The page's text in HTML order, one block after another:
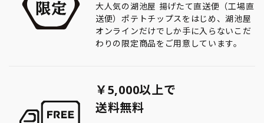
大人気の湖池屋 揚げたて直送便（工場直
送便）ポテトチップスをはじめ、湖池屋
オンラインだけでしか手に入らないこだ
わりの限定商品をご用意しています。
￥5,000以上で
送料無料